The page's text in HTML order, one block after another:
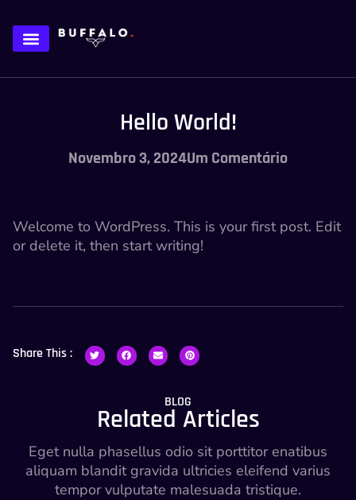
Hello World!
Novembro 3, 2024Um Comentário
Welcome to WordPress. This is your first post. Edit
or delete it, then start writing!
Share This :
BLOG
Related Articles
Eget nulla phasellus odio sit porttitor enatibus
aliquam blandit gravida ultricies eleifend varius
tempor vulputate malesuada tristique.